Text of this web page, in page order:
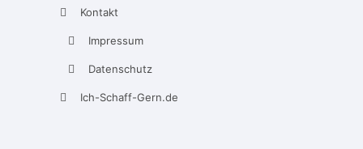
Kontakt
Impressum
Datenschutz
Ich-Schaff-Gern.de